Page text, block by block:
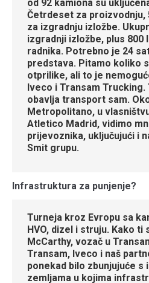
od 92 kamiona su
Četrdeset za proizvodnju,
za izgradnju izložbe.
izgradnji izložbe, plus 800
radnika. Potrebno je 24
predstava. Pitamo koliko
otprilike, ali to je
Iveco i Transam
obavlja transport sam.
Metropolitano, u
Atletico Madrid, vidimo
prijevoznika, uključujući i
Smit grupu.
Infrastruktura za punjenje?
Turneja kroz Evropu sa
HVO, dizel i struju. Kako
McCarthy, vozač u
Transam, Iveco i naš
ponekad bilo zbunjujuće
zemljama u kojima